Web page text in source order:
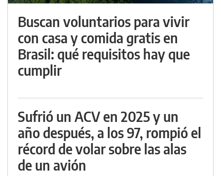
Buscan voluntarios para vivir
con casa y comida gratis en
Brasil: qué requisitos hay que
cumplir
Sufrió un ACV en 2025 y un
año después, a los 97, rompió el
récord de volar sobre las alas
de un avión